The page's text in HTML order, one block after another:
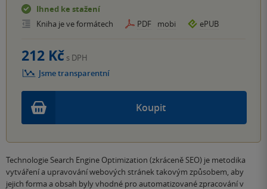
Ihned ke stažení
Kniha je ve formátech
PDF mobi ePUB
Koupit
212 Kč s DPH
Jsme transparentní
Technologie Search Engine Optimization (zkráceně SEO) je metodika
vytváření a upravování webových stránek takovým způsobem, aby
jejich forma a obsah byly vhodné pro automatizované zpracování v